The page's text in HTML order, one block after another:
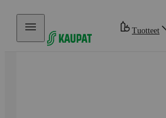
Hyppää sisältöön
Tuotteet